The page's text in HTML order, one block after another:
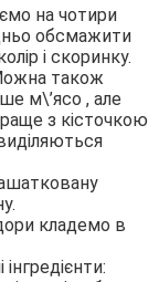
на чотири
обсмажити
і скоринку.
також
м\’ясо , але
з кісточкою
кладемо в